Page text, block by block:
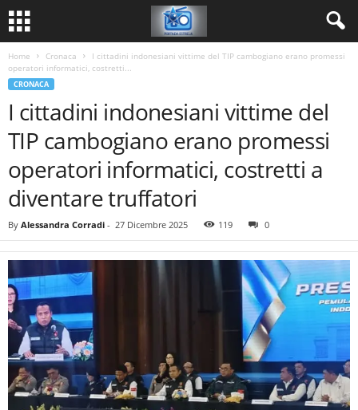
Home Cronaca
I cittadini indonesiani vittime del TIP cambogiano erano promessi
operatori informatici, costretti...
CRONACA
I cittadini indonesiani vittime del
TIP cambogiano erano promessi
operatori informatici, costretti a
diventare truffatori
By Alessandra Corradi - 27 Dicembre 2025 119 0